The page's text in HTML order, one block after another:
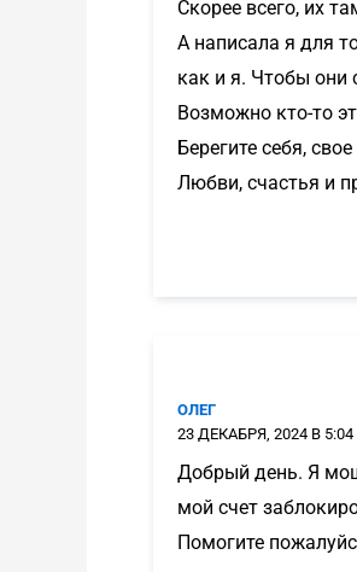
Скорее всего, их
А написала я для
как и я. Чтобы они
Возможно кто-то
Берегите себя,
Любви, счастья и
ОЛЕГ
23 ДЕКАБРЯ, 2024 В
Добрый день. Я
мой счет
Помогите